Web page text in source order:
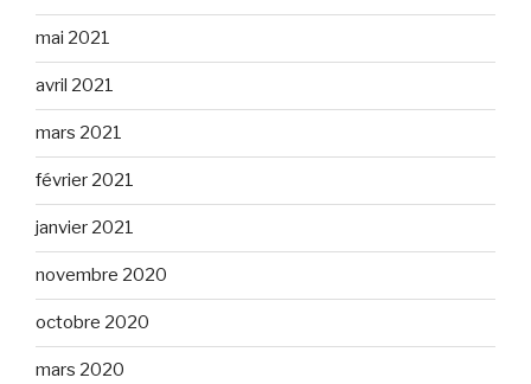
mai 2021
avril 2021
mars 2021
février 2021
janvier 2021
novembre 2020
octobre 2020
mars 2020